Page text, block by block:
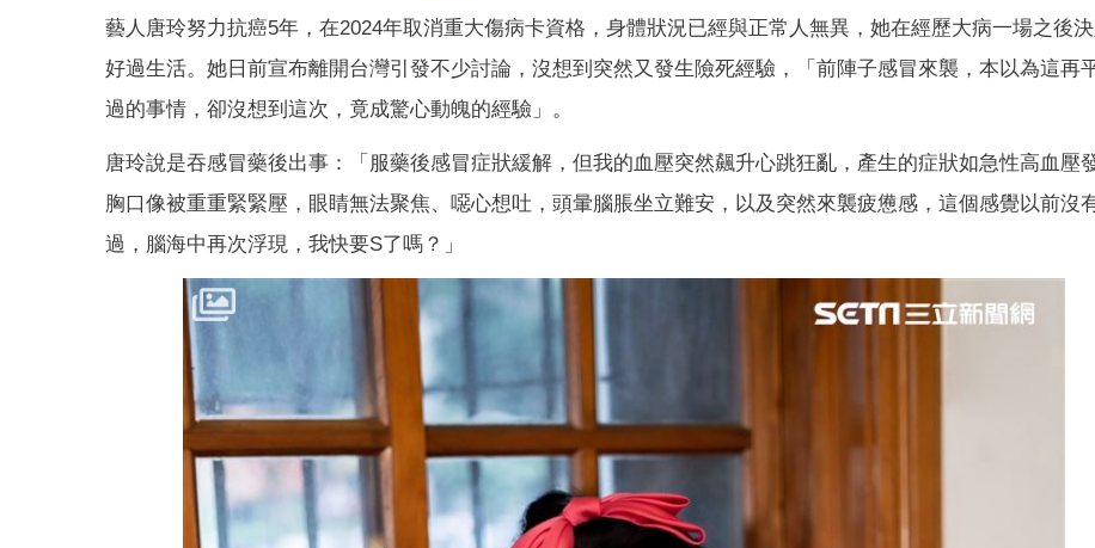
藝人唐玲努力抗癌5年，在2024年取消重大傷病卡資格，身體狀況已經與正常人無異，她在經歷大病一場之後
好過生活。她日前宣布離開台灣引發不少討論，沒想到突然又發生險死經驗，「前陣子感冒來襲，本以為這再
過的事情，卻沒想到這次，竟成驚心動魄的經驗」。
唐玲說是吞感冒藥後出事：「服藥後感冒症狀緩解，但我的血壓突然飆升心跳狂亂，產生的症狀如急性高血壓
胸口像被重重緊緊壓，眼睛無法聚焦、噁心想吐，頭暈腦脹坐立難安，以及突然來襲疲憊感，這個感覺以前沒
過，腦海中再次浮現，我快要S了嗎？」